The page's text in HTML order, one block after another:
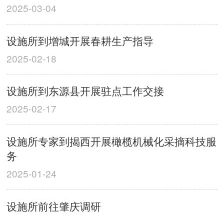
2025-03-04
设施所到增城开展春耕生产指导
2025-02-18
设施所到东源县开展驻点工作交接
2025-02-17
设施所专家到揭西开展橄榄机械化采摘科技服
务
2025-01-24
设施所前往肇庆调研